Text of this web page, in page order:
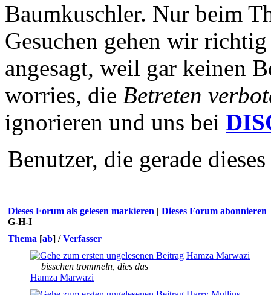
Baumkuschler. Nur beim
Gesuchen gehen wir
angesagt, weil gar keinen
worries, die Betreten
ignorieren und uns bei
Benutzer, die gerade
Dieses Forum als gelesen markieren | Dieses Forum abonnieren
G-H-I
Thema [ab] /Verfasser
Hamza Marwazi
bisschen trommeln, dies das
Hamza Marwazi